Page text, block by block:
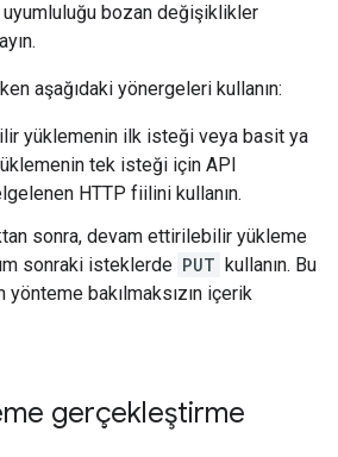
bozan değişiklikler
aşağıdaki yönergeleri kullanın:
yüklemenin ilk isteği veya basit ya
tek isteği için API
HTTP fiilini kullanın.
sonra, devam ettirilebilir yükleme
sonraki isteklerde PUT kullanın. Bu
yönteme bakılmaksızın içerik
gerçekleştirme